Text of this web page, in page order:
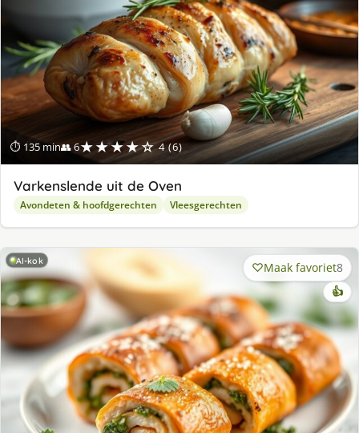
⏱ 135 min👥 6★★★★☆ 4 (6)
Varkenslende uit de Oven
Avondeten & hoofdgerechten Vleesgerechten
AI-kok Maak favoriet8
👍